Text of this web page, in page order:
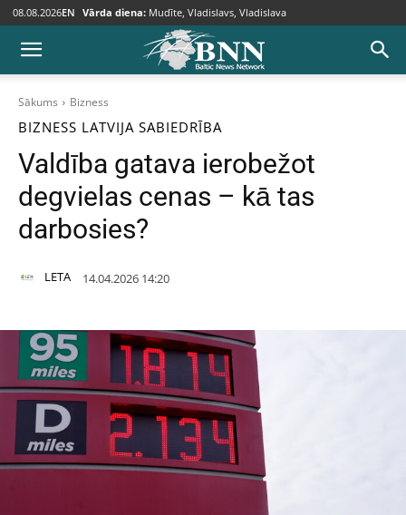
08.08.2026EN Vārda diena: Mudīte, Vladislavs, Vladislava
Sākums Bizness
BIZNESS LATVIJA SABIEDRĪBA
Valdība gatava ierobežot
degvielas cenas – kā tas
darbosies?
LETA 14.04.2026 14:20